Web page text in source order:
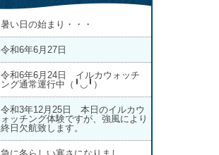
暑い日の始まり・・・
令和6年6月27日
令和6年6月24日 イルカウォッチ
ング通常運行中（╹◡╹）
令和3年12月25日 本日のイルカウ
ォッチング体験ですが、強風により
終日欠航致します。